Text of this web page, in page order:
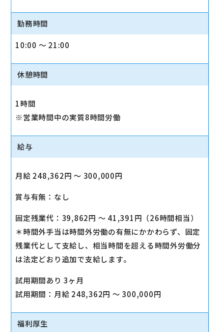
勤務時間
10:00 〜 21:00
休憩時間
1時間
※営業時間中の実質8時間労働
給与
月給 248,362円 〜 300,000円
賞与有無：なし
固定残業代：39,862円 〜 41,391円（26時間相当）
＊時間外手当は時間外労働の有無にかかわらず、固定
残業代として支給し、相当時間を超える時間外労働分
は法定どおり追加で支給します。
試用期間あり 3ヶ月
試用期間：月給 248,362円 〜 300,000円
福利厚生